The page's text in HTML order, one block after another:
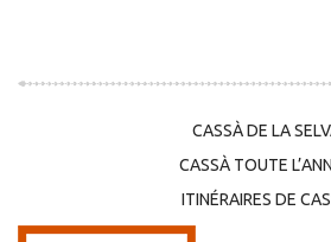
CASSÀ DE LA
CASSÀ TOUTE
ITINÉRAIRES DE